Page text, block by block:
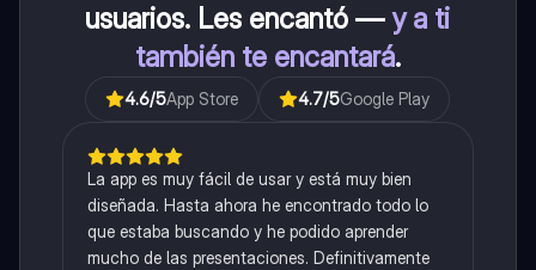
usuarios. Les encantó —y a ti
también te encantará.
4.6/5App Store 4.7/5Google Play
La app es muy fácil de usar y está muy bien
diseñada. Hasta ahora he encontrado todo lo
que estaba buscando y he podido aprender
mucho de las presentaciones. Definitivamente